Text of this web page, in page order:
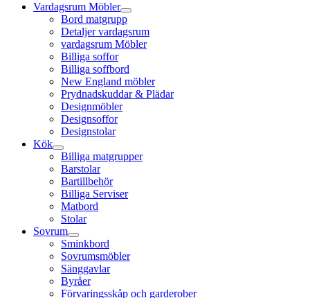
Vardagsrum Möbler
Bord matgrupp
Detaljer vardagsrum
vardagsrum Möbler
Billiga soffor
Billiga soffbord
New England möbler
Prydnadskuddar & Plädar
Designmöbler
Designsoffor
Designstolar
Kök
Billiga matgrupper
Barstolar
Bartillbehör
Billiga Serviser
Matbord
Stolar
Sovrum
Sminkbord
Sovrumsmöbler
Sänggavlar
Byråer
Förvaringsskåp och garderober